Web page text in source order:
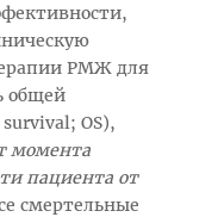
РМЖ для
общей
OS),
момента
пациента от
смертельные